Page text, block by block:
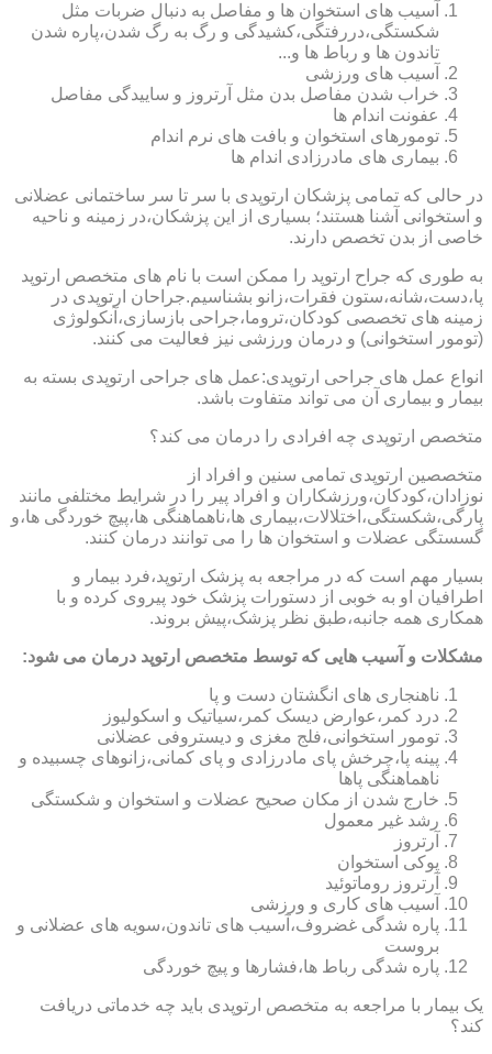
آسیب های استخوان ها و مفاصل به دنبال ضربات مثل
شکستگی،دررفتگی،کشیدگی و رگ به رگ شدن،پاره شدن
تاندون ها و رباط ها و...
آسیب های ورزشی
خراب شدن مفاصل بدن مثل آرتروز و ساییدگی مفاصل
عفونت اندام ها
تومورهای استخوان و بافت های نرم اندام
بیماری های مادرزادی اندام ها
در حالی که تمامی پزشکان ارتوپدی با سر تا سر ساختمانی عضلانی
و استخوانی آشنا هستند؛ بسیاری از این پزشکان،در زمینه و ناحیه
خاصی از بدن تخصص دارند.
به طوری که جراح ارتوپد را ممکن است با نام های متخصص ارتوپد
پا،دست،شانه،ستون فقرات،زانو بشناسیم.جراحان ارتوپدی در
زمینه های تخصصی کودکان،تروما،جراحی بازسازی،آنکولوژی
(تومور استخوانی) و درمان ورزشی نیز فعالیت می کنند.
انواع عمل های جراحی ارتوپدی:عمل های جراحی ارتوپدی بسته به
بیمار و بیماری آن می تواند متفاوت باشد.
متخصص ارتوپدی چه افرادی را درمان می کند؟
متخصصین ارتوپدی تمامی سنین و افراد از
نوزادان،کودکان،ورزشکاران و افراد پیر را در شرایط مختلفی مانند
پارگی،شکستگی،اختلالات،بیماری ها،ناهماهنگی ها،پیچ خوردگی ها،و
گسستگی عضلات و استخوان ها را می توانند درمان کنند.
بسیار مهم است که در مراجعه به پزشک ارتوپد،فرد بیمار و
اطرافیان او به خوبی از دستورات پزشک خود پیروی کرده و با
همکاری همه جانبه،طبق نظر پزشک،پیش بروند.
مشکلات و آسیب هایی که توسط متخصص ارتوپد درمان می شود:
ناهنجاری های انگشتان دست و پا
درد کمر،عوارض دیسک کمر،سیاتیک و اسکولیوز
تومور استخوانی،فلج مغزی و دیستروفی عضلانی
پینه پا،چرخش پای مادرزادی و پای کمانی،زانوهای چسبیده و
ناهماهنگی پاها
خارج شدن از مکان صحیح عضلات و استخوان و شکستگی
رشد غیر معمول
آرتروز
پوکی استخوان
آرتروز روماتوئید
آسیب های کاری و ورزشی
پاره شدگی غضروف،آسیب های تاندون،سویه های عضلانی و
بروست
پاره شدگی رباط ها،فشارها و پیچ خوردگی
یک بیمار با مراجعه به متخصص ارتوپدی باید چه خدماتی دریافت
کند؟